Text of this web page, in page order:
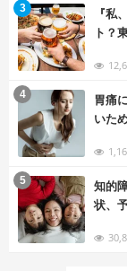
『私
ト？
3
胃痛
いた
4
知的
状、
5